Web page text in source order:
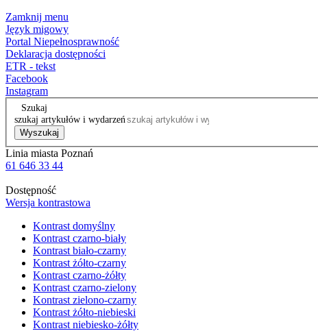
Zamknij menu
Język migowy
Portal Niepełnosprawność
Deklaracja dostępności
ETR - tekst
Facebook
Instagram
Szukaj
szukaj artykułów i wydarzeń
Wyszukaj
Linia miasta Poznań
61 646 33 44
Dostępność
Wersja kontrastowa
Kontrast domyślny
Kontrast czarno-biały
Kontrast biało-czarny
Kontrast żółto-czarny
Kontrast czarno-żółty
Kontrast czarno-zielony
Kontrast zielono-czarny
Kontrast żółto-niebieski
Kontrast niebiesko-żółty